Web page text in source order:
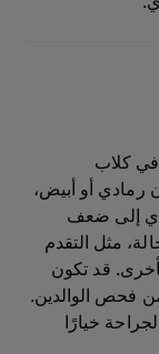
كلاب
رمادي أو أبيض،
إلى ضعف
مثل التقدم
قد تكون
فحص الوالدين.
خيارًا